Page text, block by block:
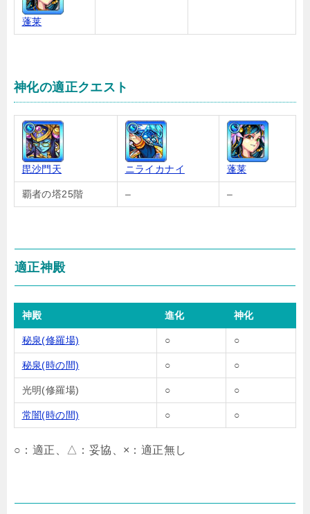
蓬莱
神化の適正クエスト
毘沙門天 ニライカナイ 蓬莱
覇者の塔25階 – –
適正神殿
神殿 進化 神化
秘泉(修羅場) ○ ○
秘泉(時の間) ○ ○
光明(修羅場) ○ ○
常闇(時の間) ○ ○
○：適正、△：妥協、×：適正無し